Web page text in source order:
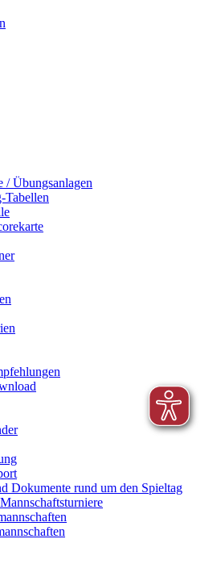
/ Übungsanlagen
Tabellen
Dokumente rund um den Spieltag